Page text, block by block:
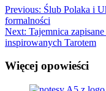
Previous: Ślub Polaka i
formalności
Next: Tajemnica
inspirowanych Tarotem
Więcej opowieści